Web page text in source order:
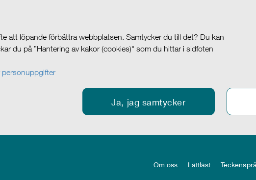
att löpande förbättra webbplatsen. Samtycker du till det? Du kan
du på ”Hantering av kakor (cookies)" som du hittar i sidfoten
personuppgifter
Ja, jag samtycker
Om oss Lättläst